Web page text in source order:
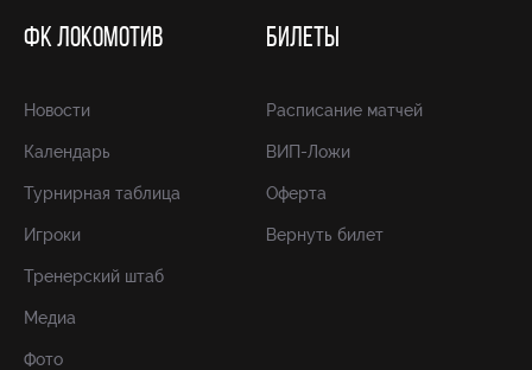
ФК ЛОКОМОТИВ
Новости
Календарь
Турнирная таблица
Игроки
Тренерский штаб
Медиа
Фото
БИЛЕТЫ
Расписание матчей
ВИП-Ложи
Оферта
Вернуть билет